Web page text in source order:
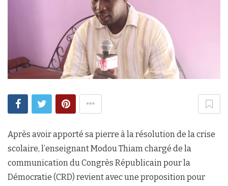
Après avoir apporté sa pierre à la résolution de la crise
scolaire, l’enseignant Modou Thiam chargé de la
communication du Congrès Républicain pour la
Démocratie (CRD) revient avec une proposition pour